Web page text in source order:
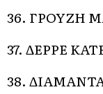
36. ΓΡΟΥΖΗ
37. ΔΕΡΡΕ
38.